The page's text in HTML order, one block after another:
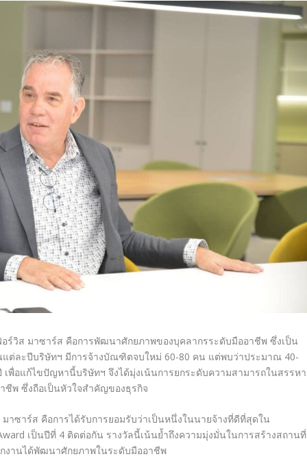
ร์วิส มาซาร์ส คือการพัฒนาศักยภาพของบุคลากรระดับมืออาชีพ ซึ่งเป็น
ต่ละปีบริษัทฯ มีการจ้างบัณฑิตจบใหม่ 60-80 คน แต่พบว่าประมาณ 40-
พื่อแก้ไขปัญหานี้บริษัทฯ จึงได้มุ่งเน้นการยกระดับความสามารถในสรรหา
พ ซึ่งถือเป็นหัวใจสำคัญของธุรกิจ
าซาร์ส คือการได้รับการยอมรับว่าเป็นหนึ่งในนายจ้างที่ดีที่สุดใน
เป็นปีที่ 4 ติดต่อกัน รางวัลนี้เน้นย้ำถึงความมุ่งมั่นในการสร้างสถานที่
งานได้พัฒนาศักยภาพในระดับมืออาชีพ